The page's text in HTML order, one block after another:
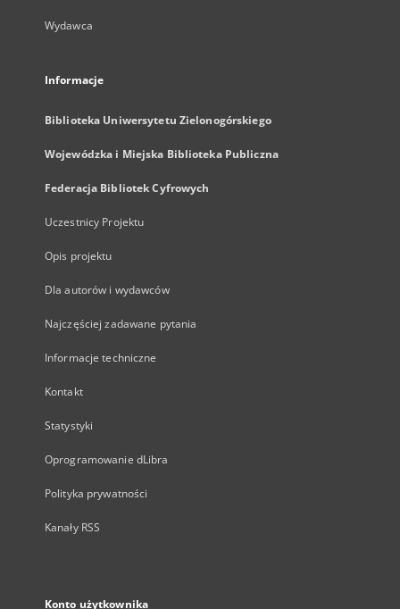
Wydawca
Informacje
Biblioteka Uniwersytetu Zielonogórskiego
Wojewódzka i Miejska Biblioteka Publiczna
Federacja Bibliotek Cyfrowych
Uczestnicy Projektu
Opis projektu
Dla autorów i wydawców
Najczęściej zadawane pytania
Informacje techniczne
Kontakt
Statystyki
Oprogramowanie dLibra
Polityka prywatności
Kanały RSS
Konto użytkownika